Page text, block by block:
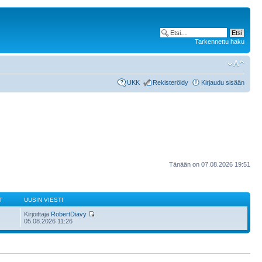
Tarkennettu haku
UKK Rekisteröidy Kirjaudu sisään
Tänään on 07.08.2026 19:51
UUSIN VIESTI
Kirjoittaja RobertDiavy
05.08.2026 11:26